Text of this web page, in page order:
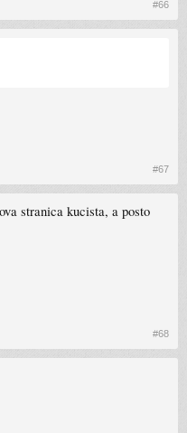
#66
#67
stranica kucista, a posto
#68